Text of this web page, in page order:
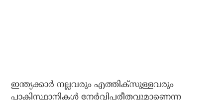
ഇന്ത്യക്കാര്‍ നല്ലവരും എത്തിക്‌സുള്ളവരും
പാകിസ്ഥാനികള്‍ നേര്‍വിപരീതവുമാണെന്ന